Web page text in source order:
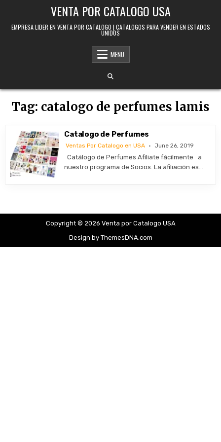
VENTA POR CATALOGO USA
EMPRESA LIDER EN VENTA POR CATALOGO | CATALOGOS PARA VENDER EN ESTADOS
UNIDOS
MENU
Tag: catalogo de perfumes lamis
Catalogo de Perfumes
Ventas Por Catalogo en USA June 26, 2019
Catálogo de Perfumes Afíliate fácilmente a
nuestro programa de Socios. La afiliación es…
Copyright © 2026 Venta por Catalogo USA
Design by ThemesDNA.com